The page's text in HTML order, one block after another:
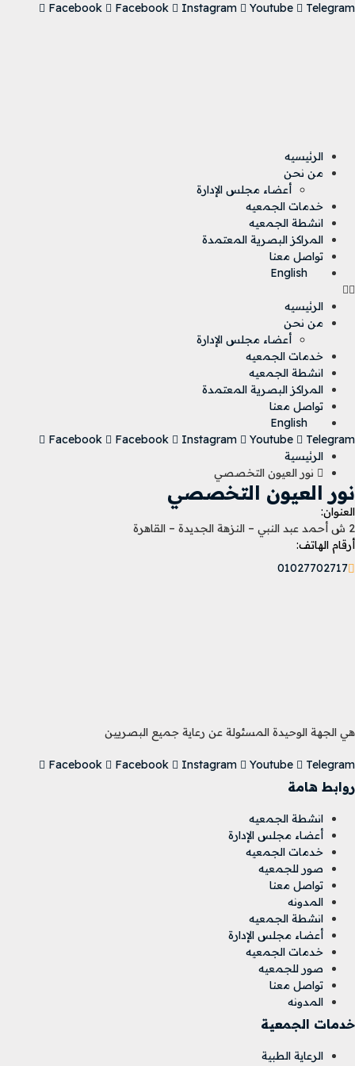
Skip
Facebook Facebook Instagram Youtube Telegram
الرئيسيه
من نحن
أعضاء مجلس الإدارة
خدمات الجمعيه
انشطة الجمعيه
المراكز البصرية المعتمدة
تواصل معنا
English
الرئيسيه
من نحن
أعضاء مجلس الإدارة
خدمات الجمعيه
انشطة الجمعيه
المراكز البصرية المعتمدة
تواصل معنا
English
Facebook
Facebook Instagram Youtube
Telegram
الرئيسية
نور العيون التخصصي
نور العيون التخصصي
العنوان:
2 ش أحمد عبد النبي – النزهة الجديدة – القاهرة
أرقام الهاتف:
01027702717
هي الجهة الوحيدة المسئولة عن رعاية جميع البصريين
Facebook Facebook Instagram Youtube Telegram
روابط هامة
انشطة الجمعيه
أعضاء مجلس الإدارة
خدمات الجمعيه
صور للجمعيه
تواصل معنا
المدونه
انشطة الجمعيه
أعضاء مجلس الإدارة
خدمات الجمعيه
صور للجمعيه
تواصل معنا
المدونه
خدمات الجمعية
الرعاية الطبية